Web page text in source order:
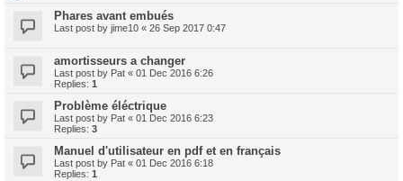
Phares avant embués
Last post by jime10 « 26 Sep 2017 0:47
amortisseurs a changer
Last post by Pat « 01 Dec 2016 6:26
Replies: 1
Problème éléctrique
Last post by Pat « 01 Dec 2016 6:23
Replies: 3
Manuel d'utilisateur en pdf et en français
Last post by Pat « 01 Dec 2016 6:18
Replies: 1